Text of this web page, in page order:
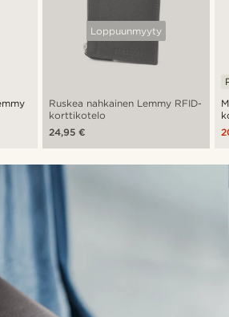
Loppuunmyyty
Ruskea nahkainen Lemmy RFID-
korttikotelo
24,95 €